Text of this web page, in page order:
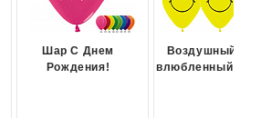
Шар С Днем
Рождения!
Воздушный
влюбленный